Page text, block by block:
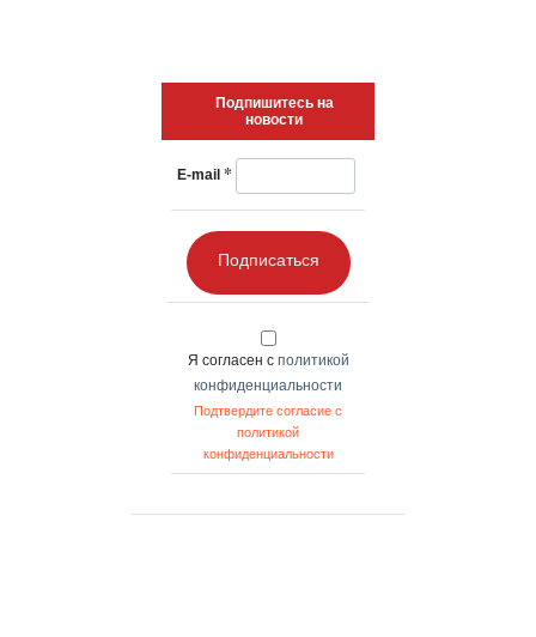
Подпишитесь на
новости
E-mail *
Подписаться
Я согласен с политикой
конфиденциальности
Подтвердите согласие с
политикой
конфиденциальности